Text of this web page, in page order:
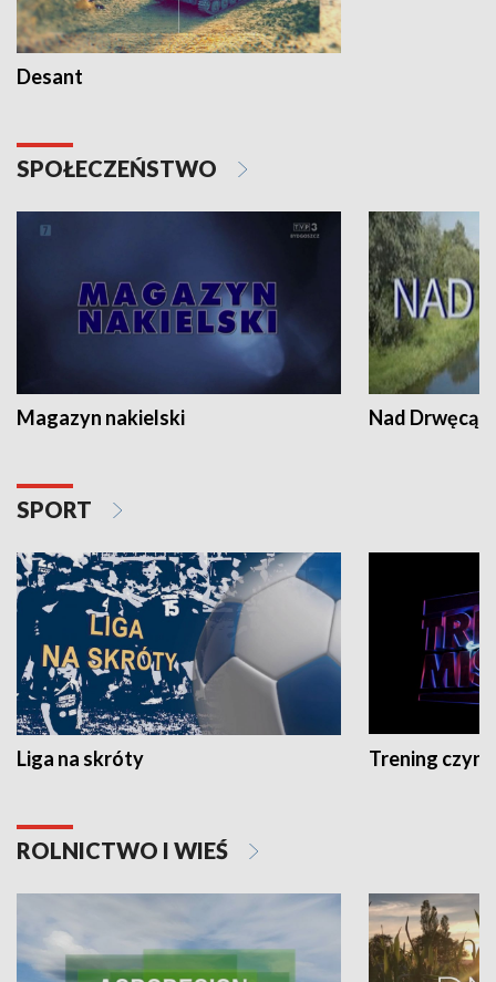
Desant
SPOŁECZEŃSTWO
Magazyn nakielski Nad Drwęcą
SPORT
Liga na skróty Trening czyni
ROLNICTWO I WIEŚ